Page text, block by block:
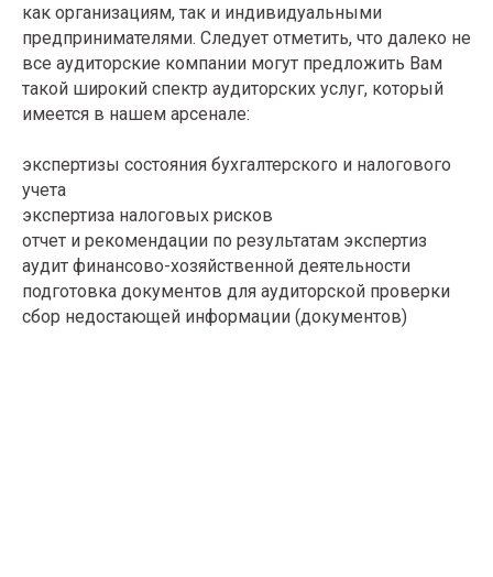
как организациям, так и индивидуальными
предпринимателями. Следует отметить, что далеко не
все аудиторские компании могут предложить Вам
такой широкий спектр аудиторских услуг, который
имеется в нашем арсенале:
экспертизы состояния бухгалтерского и налогового
учета
экспертиза налоговых рисков
отчет и рекомендации по результатам экспертиз
аудит финансово-хозяйственной деятельности
подготовка документов для аудиторской проверки
сбор недостающей информации (документов)